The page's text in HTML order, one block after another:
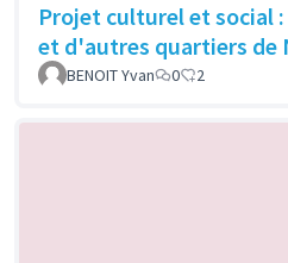
Projet culturel et social :
et d'autres quartiers de
BENOIT Yvan 0 2